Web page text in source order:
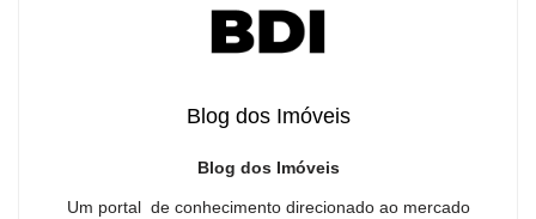
Blog dos Imóveis
Blog dos Imóveis
Um portal de conhecimento direcionado ao mercado